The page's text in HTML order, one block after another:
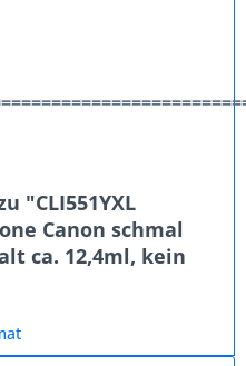
"CLI551YXL
Canon schmal
ca. 12,4ml, kein